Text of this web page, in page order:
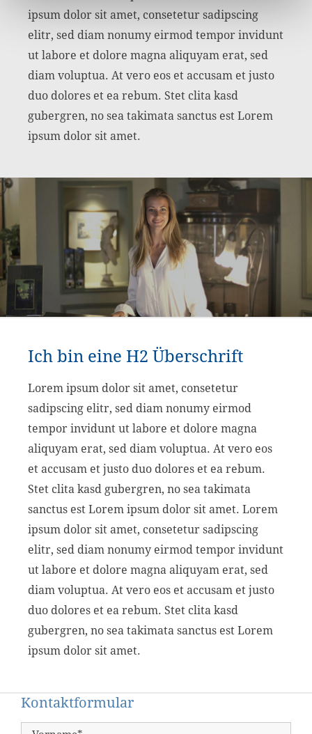
ipsum dolor sit amet, consetetur sadipscing
elitr, sed diam nonumy eirmod tempor invidunt
ut labore et dolore magna aliquyam erat, sed
diam voluptua. At vero eos et accusam et justo
duo dolores et ea rebum. Stet clita kasd
gubergren, no sea takimata sanctus est Lorem
ipsum dolor sit amet.
Ich bin eine H2 Überschrift
Lorem ipsum dolor sit amet, consetetur
sadipscing elitr, sed diam nonumy eirmod
tempor invidunt ut labore et dolore magna
aliquyam erat, sed diam voluptua. At vero eos
et accusam et justo duo dolores et ea rebum.
Stet clita kasd gubergren, no sea takimata
sanctus est Lorem ipsum dolor sit amet. Lorem
ipsum dolor sit amet, consetetur sadipscing
elitr, sed diam nonumy eirmod tempor invidunt
ut labore et dolore magna aliquyam erat, sed
diam voluptua. At vero eos et accusam et justo
duo dolores et ea rebum. Stet clita kasd
gubergren, no sea takimata sanctus est Lorem
ipsum dolor sit amet.
Kontaktformular